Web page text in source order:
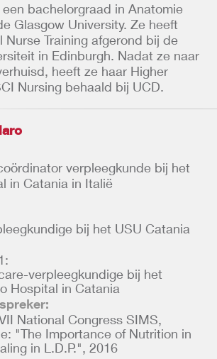
bachelorgraad in Anatomie
Glasgow University. Ze heeft
Nurse Training afgerond bij de
in Edinburgh. Nadat ze naar
heeft ze haar Higher
Nursing behaald bij UCD.
verpleegkunde bij het
in Catania in Italië
bij het USU Catania
verpleegkundige bij het
Hospital in Catania
National Congress SIMS,
"The Importance of Nutrition in
in L.D.P.", 2016